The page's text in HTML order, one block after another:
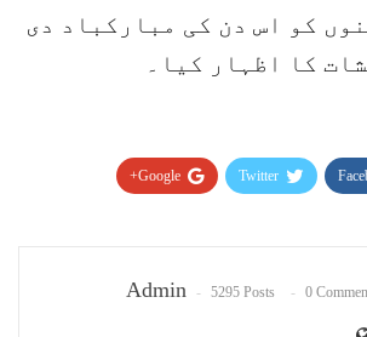
کو اس دن کی مبارکباد دی
کا اظہار کیا۔
Twitter
Google+
Admin 5295 Posts 0